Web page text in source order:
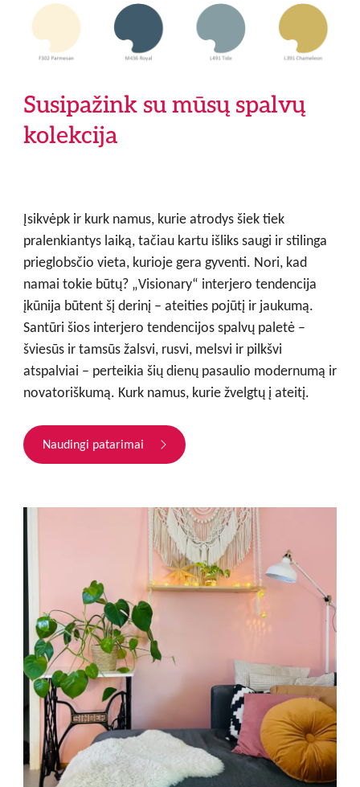
Susipažink su mūsų spalvų
kolekcija
Įsikvėpk ir kurk namus, kurie atrodys šiek tiek
pralenkiantys laiką, tačiau kartu išliks saugi ir stilinga
prieglobsčio vieta, kurioje gera gyventi. Nori, kad
namai tokie būtų? „Visionary“ interjero tendencija
įkūnija būtent šį derinį – ateities pojūtį ir jaukumą.
Santūri šios interjero tendencijos spalvų paletė –
šviesūs ir tamsūs žalsvi, rusvi, melsvi ir pilkšvi
atspalviai – perteikia šių dienų pasaulio modernumą ir
novatoriškumą. Kurk namus, kurie žvelgtų į ateitį.
Naudingi patarimai